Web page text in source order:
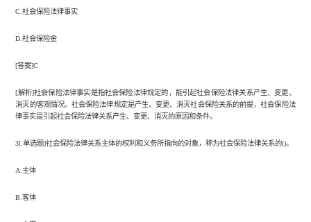
C.社会保险法律事实
D.社会保险金
[答案]C
[解析]社会保险法律事实是指社会保险法律规定的，能引起社会保险法律关系产生、变更、
消灭的客观情况。社会保险法律规定是产生、变更、消灭社会保险关系的前提，社会保险法
律事实是引起社会保险法律关系产生、变更、消灭的原因和条件。
3[.单选题]社会保险法律关系主体的权利和义务所指向的对象，称为社会保险法律关系的()。
A.主体
B.客体